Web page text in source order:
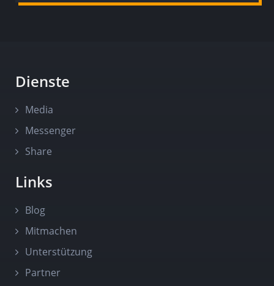
Dienste
Media
Messenger
Share
Links
Blog
Mitmachen
Unterstützung
Partner